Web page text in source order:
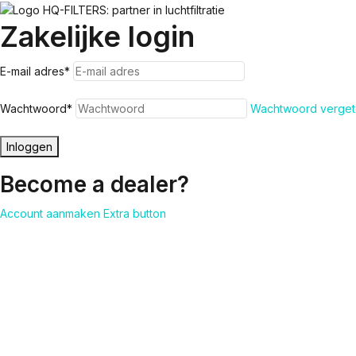
Zakelijke login
E-mail adres*
Wachtwoord* Wachtwoord
Inloggen
Become a dealer?
Account aanmaken Extra button